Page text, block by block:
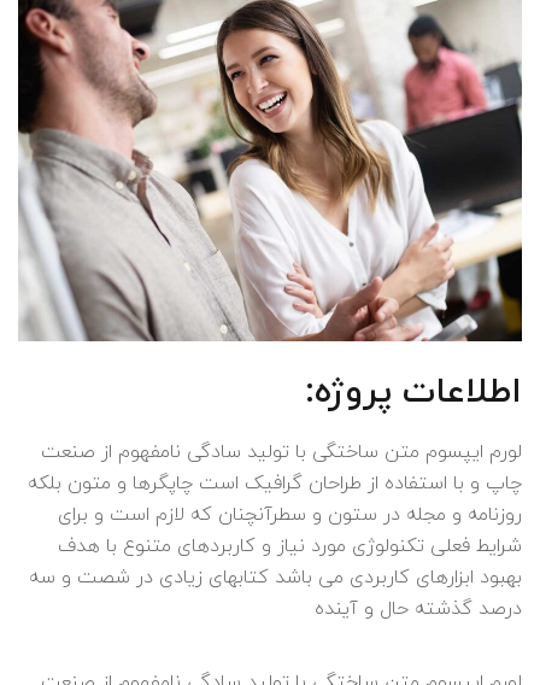
اطلاعات پروژه:
لورم ایپسوم متن ساختگی با تولید سادگی نامفهوم از صنعت
چاپ و با استفاده از طراحان گرافیک است چاپگرها و متون بلکه
روزنامه و مجله در ستون و سطرآنچنان که لازم است و برای
شرایط فعلی تکنولوژی مورد نیاز و کاربردهای متنوع با هدف
بهبود ابزارهای کاربردی می باشد کتابهای زیادی در شصت و سه
درصد گذشته حال و آینده